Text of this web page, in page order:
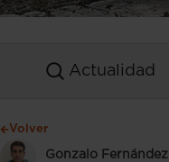
Actualidad
Volver
Gonzalo Fernández